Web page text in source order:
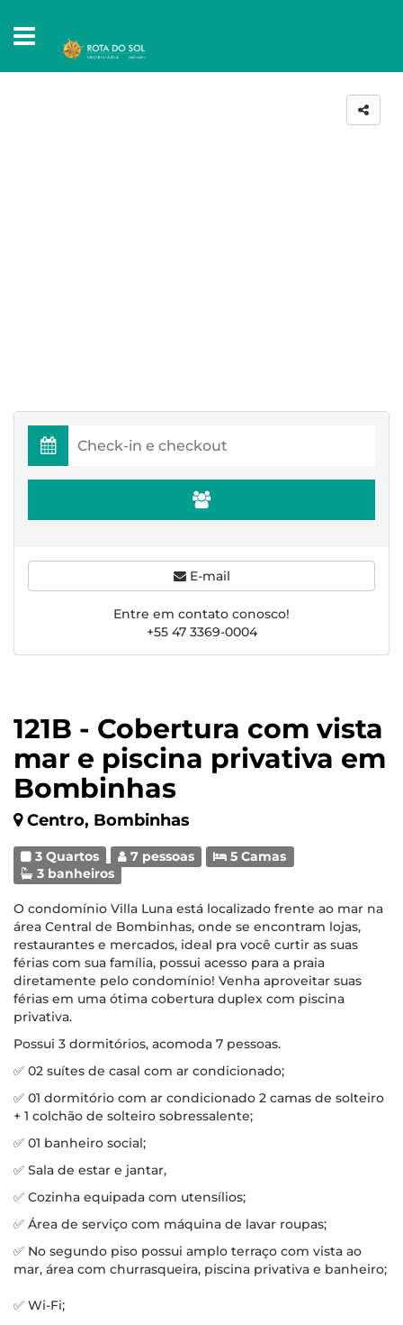
121B - Cobertura com vista
mar e piscina privativa em
Bombinhas
Centro, Bombinhas
3 Quartos 7 pessoas
5 Camas
3 banheiros
O condomínio Villa Luna está localizado frente ao mar na
área Central de Bombinhas, onde se encontram lojas,
restaurantes e mercados, ideal pra você curtir as suas
férias com sua família, possui acesso para a praia
diretamente pelo condomínio! Venha aproveitar suas
férias em uma ótima cobertura duplex com piscina
privativa.
Possui 3 dormitórios, acomoda 7 pessoas.
✅ 02 suítes de casal com ar condicionado;
✅ 01 dormitório com ar condicionado 2 camas de solteiro
+ 1 colchão de solteiro sobressalente;
✅ 01 banheiro social;
✅ Sala de estar e jantar,
✅ Cozinha equipada com utensílios;
✅ Área de serviço com máquina de lavar roupas;
✅ No segundo piso possui amplo terraço com vista ao
mar, área com churrasqueira, piscina privativa e banheiro;
✅ Wi-Fi;
E-mail
Entre em contato conosco!
+55 47 3369-0004